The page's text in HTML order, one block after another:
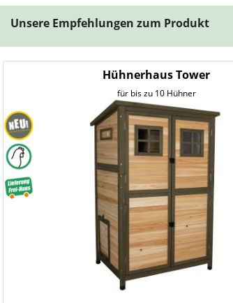
Unsere Empfehlungen zum Produkt
Hühnerhaus Tower
für bis zu 10 Hühner